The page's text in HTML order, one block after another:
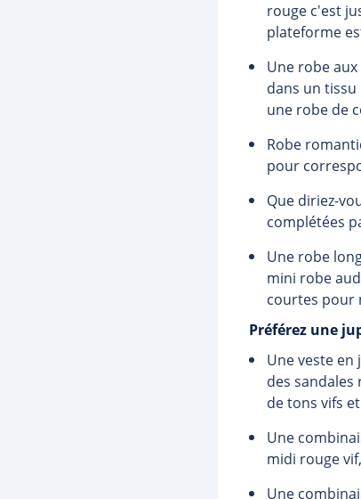
rouge c'est
plateforme
Une robe
dans un tissu
une robe de
Robe
pour
Que diriez-
complétées
Une robe
mini robe
courtes pour
Préférez une
Une veste
des sandales
de tons vifs
Une
midi rouge
Une